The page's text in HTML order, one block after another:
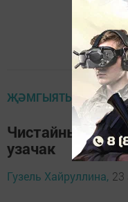
ҖӘМГЫЯТЬ
Чистайның
узачак
Гузель Хайруллина, 23